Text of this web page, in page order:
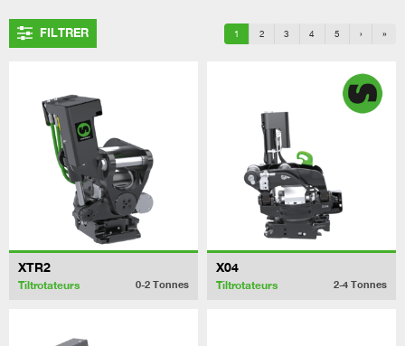
FILTRER 1 2 3 4 5 › »
XTR2
Tiltrotateurs 0-2 Tonnes
X04
Tiltrotateurs 2-4 Tonnes